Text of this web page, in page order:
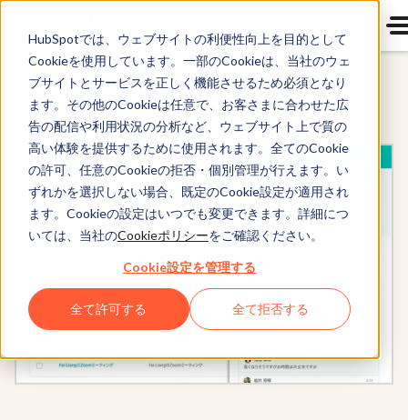
HubSpotでは、ウェブサイトの利便性向上を目的として
Cookieを使用しています。一部のCookieは、当社のウェ
ブサイトとサービスを正しく機能させるため必須となり
ます。その他のCookieは任意で、お客さまに合わせた広
告の配信や利用状況の分析など、ウェブサイト上で質の
高い体験を提供するために使用されます。全てのCookie
の許可、任意のCookieの拒否・個別管理が行えます。い
ずれかを選択しない場合、既定のCookie設定が適用され
ます。Cookieの設定はいつでも変更できます。詳細につ
いては、当社のCookieポリシーをご確認ください。
Cookie設定を管理する
全て許可する 全て拒否する
Sales Hub